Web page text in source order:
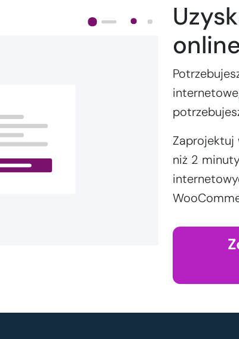
Zaprojektuj
niż 2